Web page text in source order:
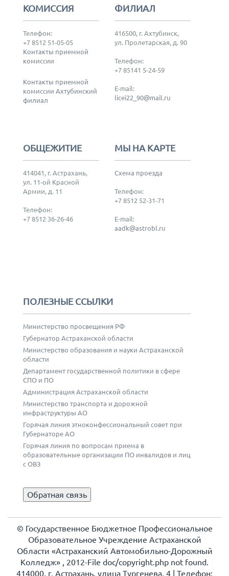
КОМИССИЯ
Телефон:
+7 8512 51-05-05
Контакты приемной
комиссии
Контакты приемной
комиссии Ахтубинский
филиал
ФИЛИАЛ
416500, г. Ахтубинск,
ул. Пролетарская, д. 90
Телефон:
+7 85141 5-24-59
E-mail:
licei22_90@mail.ru
ОБЩЕЖИТИЕ
414041, г. Астрахань,
ул. 11-ой Красной
Армии, д. 11
Телефон:
+7 8512 36-26-46
МЫ НА КАРТЕ
Схема проезда
Телефон:
+7 8512 52-31-71
E-mail:
aadk@astrobl.ru
ПОЛЕЗНЫЕ ССЫЛКИ
Министерство просвещения РФ
Губернатор Астраханской области
Министерство образования и науки Астраханской
области
Департамент государственной политики в сфере
СПО и ПО
Администрация Астраханской области
Министерство транспорта и дорожной
инфраструктуры АО
Горячая линия этноконфессиональный совет при
Губернаторе АО
Горячая линия по вопросам приема в
образовательные организации ПО инвалидов и лиц
с ОВЗ
Обратная связь
© Государственное Бюджетное Профессиональное
Образовательное Учреждение Астраханской
Области «Астраханский Автомобильно-Дорожный
Колледж» , 2012-File doc/copyright.php not found.
414000, г. Астрахань, улица Тургенева, 4 | Телефон: